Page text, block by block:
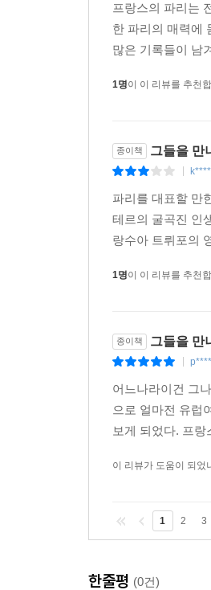
프랑스의 파리는
한 파리의 매력에
많은 기록들이 남
1명이 이 리뷰를 추천
종이책 그들을 만
파리를 대표할 만
테르의 굴곡진 인
랑수아 트뤼포의
1명이 이 리뷰를 추천
종이책 그들을 만
어느나라이건 그
으로 얼마전 유럽
보게 되었다. 프
이 리뷰가 도움이 되었
1 2 3
한줄평 (0건)